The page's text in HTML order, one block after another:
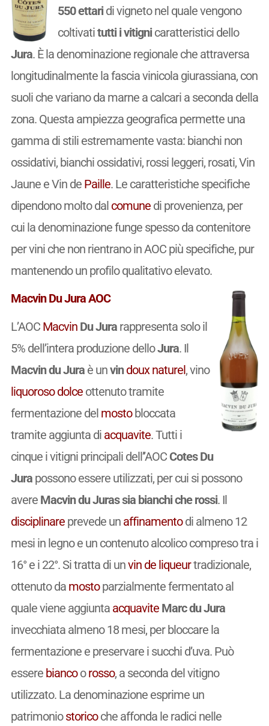
550 ettaridi vigneto nel quale vengono
coltivatitutti i vitignicaratteristici dello
Jura. È la denominazione regionale che attraversa
longitudinalmente la fascia vinicola giurassiana, con
suoli che variano da marne a calcari a seconda della
zona. Questa ampiezza geografica permette una
gamma di stili estremamente vasta: bianchi non
ossidativi, bianchi ossidativi, rossi leggeri, rosati, Vin
Jaune e Vin de Paille. Le caratteristiche specifiche
dipendono molto dal comunedi provenienza, per
cui la denominazione funge spesso da contenitore
per vini che non rientrano in AOC più specifiche, pur
mantenendo un profilo qualitativo elevato.
Macvin Du Jura AOC
L’AOC MacvinDu Jurarappresenta solo il
5% dell’intera produzione delloJura. Il
Macvin du Juraè unvindoux naturel, vino
liquoroso dolceottenuto tramite
fermentazione del mostobloccata
tramite aggiunta di acquavite. Tutti i
cinque i vitigni principali dell’’AOC Cotes Du
Jurapossono essere utilizzati, per cui si possono
avere Macvin du Juras sia bianchi che rossi. Il
disciplinareprevede un affinamentodi almeno 12
mesi in legno e un contenuto alcolico compreso tra i
16° e i 22°. Si tratta di unvin de liqueurtradizionale,
ottenuto da mostoparzialmente fermentato al
quale viene aggiunta acquaviteMarc du Jura
invecchiata almeno 18 mesi, per bloccare la
fermentazione e preservare i succhi d’uva. Può
essere biancoorosso, a seconda del vitigno
utilizzato. La denominazione esprime un
patrimoniostoricoche affonda le radici nelle